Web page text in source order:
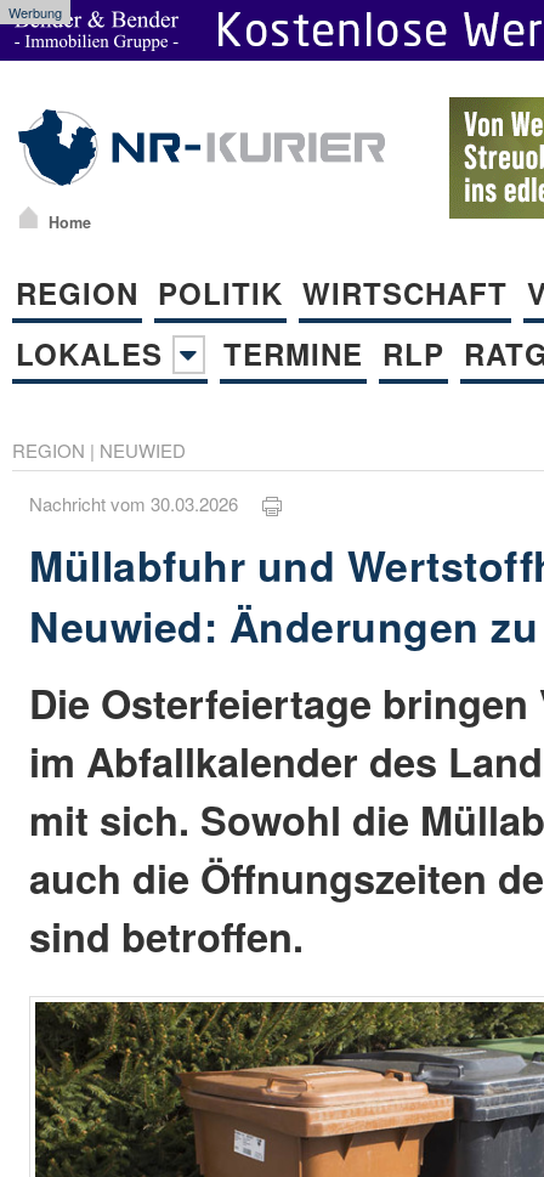
Werbung
Home
REGION POLITIK WIRTSCHAFT
LOKALES
TERMINE RLP
REGION | NEUWIED
Nachricht vom 30.03.2026
Müllabfuhr und
Neuwied: Änderungen
Die Osterfeiertage
im Abfallkalender des
mit sich. Sowohl die
auch die Öffnungszeiten
sind betroffen.